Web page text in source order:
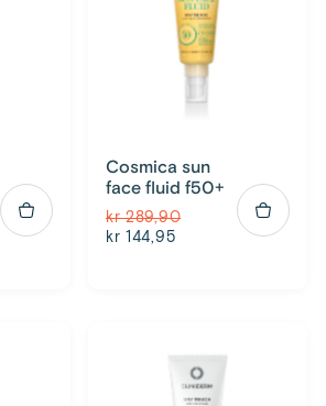
Cosmica sun
face fluid f50+
kr 289,90
kr 144,95